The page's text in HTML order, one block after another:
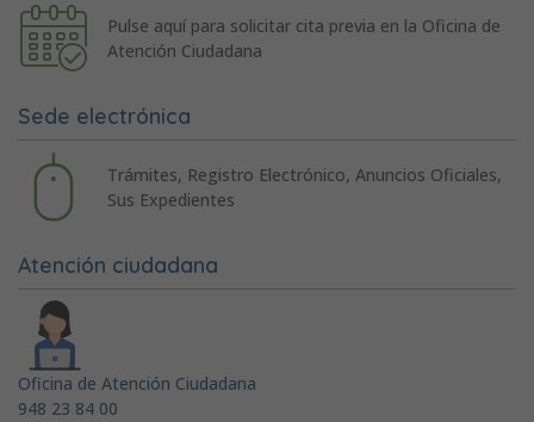
Pulse aquí para solicitar cita previa en la Oficina de
Atención Ciudadana
Sede electrónica
Trámites, Registro Electrónico, Anuncios Oficiales,
Sus Expedientes
Atención ciudadana
Oficina de Atención Ciudadana
948 23 84 00